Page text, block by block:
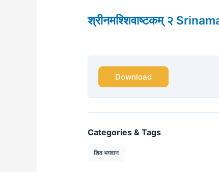
श्रीनमश्शिवाष्टकम् २
Download
Categories & Tags
शिव भगवान